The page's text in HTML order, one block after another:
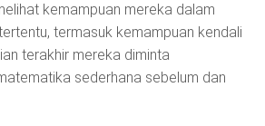
kemampuan mereka dalam
termasuk kemampuan kendali
terakhir mereka diminta
sederhana sebelum dan